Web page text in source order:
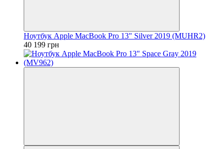
Ноутбук Apple MacBook Pro 13" Silver 2019 (MUHR2)
40 199 грн